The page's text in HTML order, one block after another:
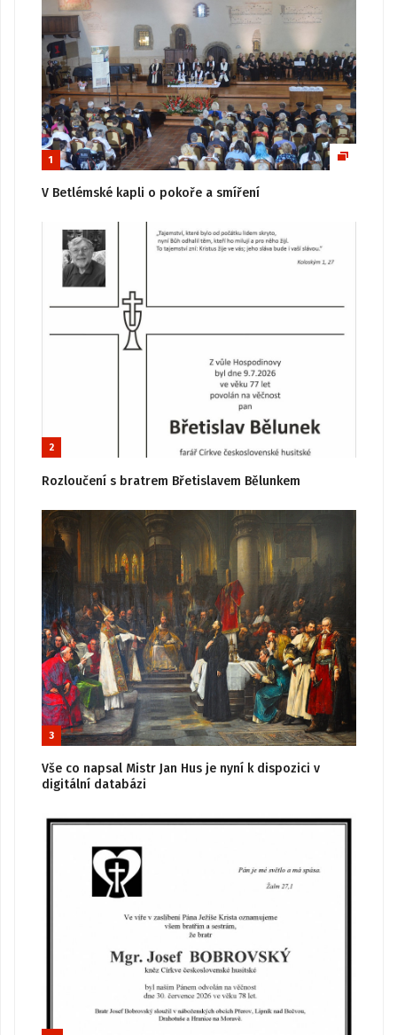
1
V Betlémské kapli o pokoře a smíření
2
Rozloučení s bratrem Břetislavem Bělunkem
3
Vše co napsal Mistr Jan Hus je nyní k dispozici v
digitální databázi